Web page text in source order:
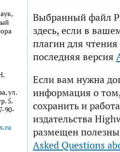
ул.
5.
90-
Выбранный файл
здесь, если в
плагин для
последняя версия
Если вам нужна
информация о том,
сохранить и
издательства
размещен
Asked Questions